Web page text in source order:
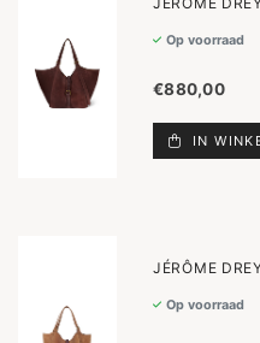
Op voorraad
€880,00
IN
JÉRÔME
Op voorraad